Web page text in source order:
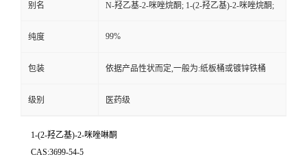
别名 N-羟乙基-2-咪唑烷酮; 1-(2-羟乙基)-2-咪唑烷酮;
纯度 99%
包装 依据产品性状而定,一般为:纸板桶或镀锌铁桶
级别 医药级
1-(2-羟乙基)-2-咪唑啉酮
CAS:3699-54-5